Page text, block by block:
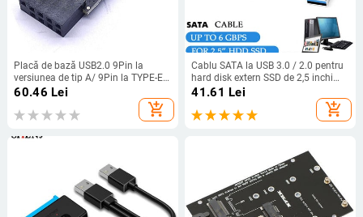
Placă de bază USB2.0 9Pin la
versiunea de tip A/ 9Pin la TYPE-E
Convertor USB3.2 TYPE-E Interfață
Header Adaptor USB 2.0 Extender
Card
60.46 Lei
add_shopping_cart
Cablu SATA la USB 3.0 / 2.0 pentru
hard disk extern SSD de 2,5 inchi
Adaptor SATA 3 cu 22 pini Cablu
USB 3.0 la Sata III de până la 6 Gbp
41.61 Lei
add_shopping_cart